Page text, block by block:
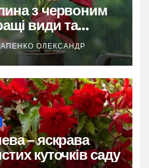
з червоним
види та
ОЛЕКСАНДР
– яскрава
куточків саду